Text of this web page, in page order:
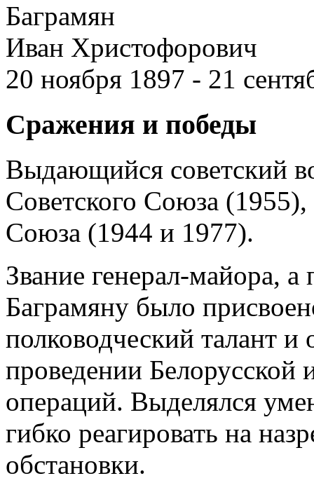
Баграмян
Иван Христофорович
20 ноября 1897 - 21
Сражения и победы
Выдающийся советский
Советского Союза
Союза (1944 и 1977).
Звание генерал-майора, а
Баграмяну было
полководческий талант и
проведении Белорусской
операций. Выделялся
гибко реагировать на
обстановки.